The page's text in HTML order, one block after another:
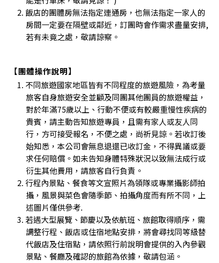
2. 飯店的團體房無法指定連通房，也無法指定一家人的
房間一定要在隔壁或鄰近，訂團時會作需求盡量安排,
若有未竟之處，敬請諒察。
【團體操作說明】
1. 不同旅遊國家地區皆有不同程度的旅遊風險，為考量
旅客自身旅遊安全並顧及同團其他團員的旅遊權益，
對於年滿75歲以上、行動不便或有較嚴重慢性疾病的
貴賓，請主動告知旅遊專員，且需有家人或友人同
行，方可接受報名，不便之處，尚祈見諒。若收訂後
始知悉，本公司會無息退還已收訂金，不得異議或要
求任何賠償。如未告知身體特殊狀況以致無法成行或
衍生其他費用，請旅客自行負責。
2. 行程內景點、餐食等文宣照片為領隊或專業攝影師拍
攝，風景與菜色會隨季節、拍攝角度而有所不同，上
述圖片僅供參考.
3. 若遇大型展覽、節慶以及依航班、旅館取得順序，需
調整行程、飯店或住宿地點安排，將會尋找同等級替
代飯店及住宿點，請依照行前說明會提供的入內參觀
景點、餐廳及確認的旅館為依據，敬請包涵。